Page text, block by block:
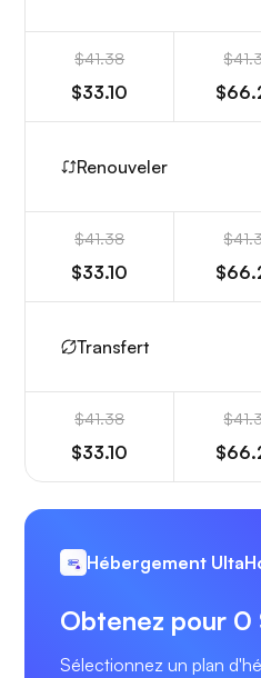
$41.38
$33.10
Renouveler
$41.38
$33.10
Transfert
$41.38
$33.10
Hébergement
Obtenez pour 0
Sélectionnez un plan